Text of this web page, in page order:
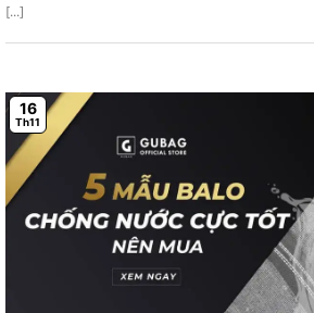
[...]
16
Th11